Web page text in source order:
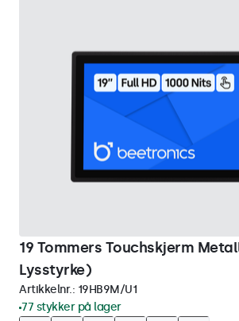
19 Tommers Touchskjerm
Lysstyrke)
Artikkelnr.: 19HB9M/U1
77 stykker på lager